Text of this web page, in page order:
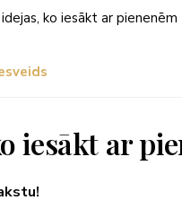
ko iesākt ar pienenēm
iesākt ar